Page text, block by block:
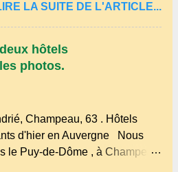
d'un jardin des souvenirs tout
un grand parc arboré.
rempli d’eau, appelé
Tazenat ou Tazanat, il est le
le plus au nord de la Chaîne
qui en compte près de soixante.
on dit : un " Gour " c 'est
considéré comme "sans fond"
d'entonnoir entraînant vers les
la terre, les malheureux qui
LA SUITE DE L'ARTICLE...
hôtels
photos.
Champeau, 63 . Hôtels
d'hier en Auvergne Nous
le Puy-de-Dôme , à Champeau